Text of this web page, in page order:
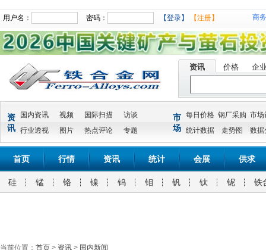
用户名： 密码： 【登录】 【注册】 商
资讯 价格 企
资
讯
国内资讯 视频 国际扫描
访谈
行业透视
图片 热点评论 专题
市
场
每日价格 钢厂采购 市场
统计数据
走势图 数据
首页 行情 资讯 统计 会展 供求
硅 锰 铬 镍 钨 钼 钒 钛 铌 铁
当前位置： 首页 > 资讯 > 国内新闻